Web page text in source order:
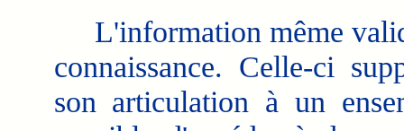
L'information même
connaissance. Celle-ci
son articulation à un